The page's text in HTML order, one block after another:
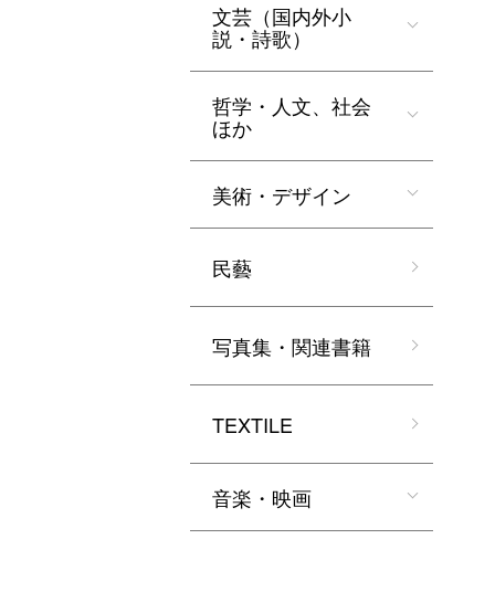
文芸（国内外小
説・詩歌）
哲学・人文、社会
ほか
美術・デザイン
民藝
写真集・関連書籍
TEXTILE
音楽・映画